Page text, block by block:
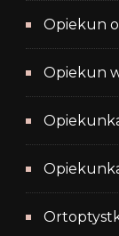
Opiekun
Opiekun